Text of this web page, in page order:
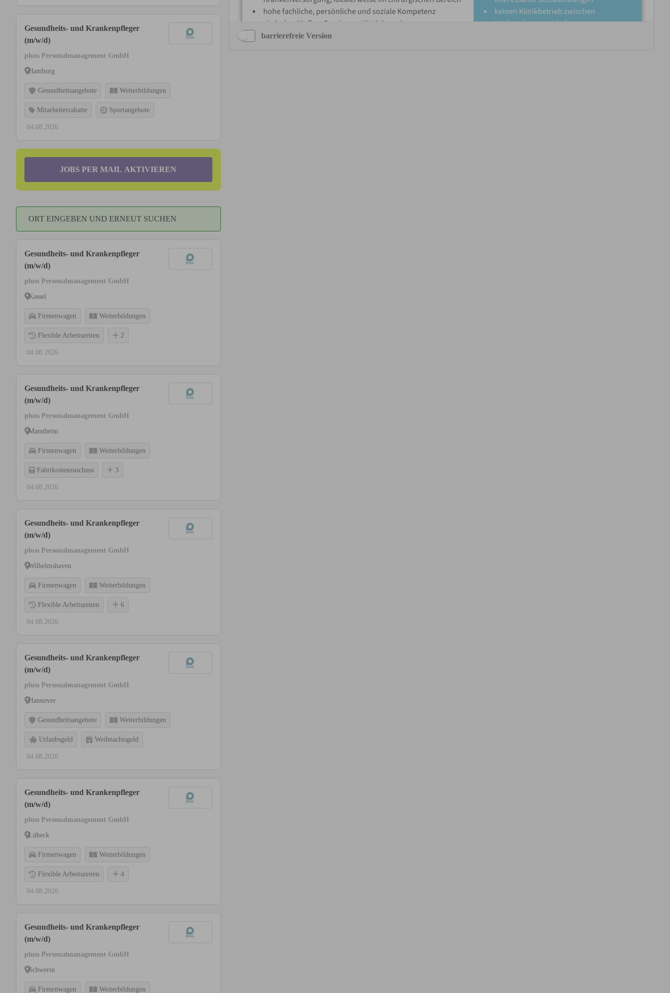
Gesundheits- und Krankenpfleger
(m/w/d)
pluss Personalmanagement GmbH
Hamburg
Gesundheitsangebote Weiterbildungen
Mitarbeiterrabatte Sportangebote
04.08.2026
JOBS PER MAIL AKTIVIEREN
ORT EINGEBEN UND ERNEUT SUCHEN
Gesundheits- und Krankenpfleger
(m/w/d)
pluss Personalmanagement GmbH
Kassel
Firmenwagen Weiterbildungen
Flexible Arbeitszeiten 2
04.08.2026
Gesundheits- und Krankenpfleger
(m/w/d)
pluss Personalmanagement GmbH
Mannheim
Firmenwagen Weiterbildungen
Fahrtkostenzuschuss 3
04.08.2026
Gesundheits- und Krankenpfleger
(m/w/d)
pluss Personalmanagement GmbH
Wilhelmshaven
Firmenwagen Weiterbildungen
Flexible Arbeitszeiten 6
04.08.2026
Gesundheits- und Krankenpfleger
(m/w/d)
pluss Personalmanagement GmbH
Hannover
Gesundheitsangebote Weiterbildungen
Urlaubsgeld Weihnachtsgeld
04.08.2026
Gesundheits- und Krankenpfleger
(m/w/d)
pluss Personalmanagement GmbH
Lübeck
Firmenwagen Weiterbildungen
Flexible Arbeitszeiten 4
04.08.2026
Gesundheits- und Krankenpfleger
(m/w/d)
pluss Personalmanagement GmbH
Schwerin
Firmenwagen Weiterbildungen
barrierefreie Version